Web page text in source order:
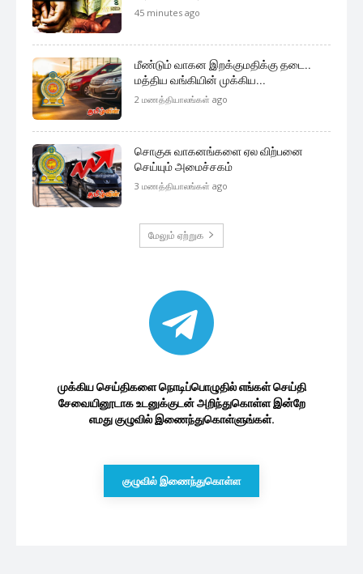
45 minutes ago
மீண்டும் வாகன இறக்குமதிக்கு தடை..
மத்திய வங்கியின் முக்கிய...
2 மணத்தியாலங்கள் ago
சொகுசு வாகனங்களை ஏல விற்பனை
செய்யும் அமைச்சகம்
3 மணத்தியாலங்கள் ago
மேலும் ஏற்றுக
முக்கிய செய்திகளை நொடிப்பொழுதில் எங்கள் செய்தி
சேவையினூடாக உடனுக்குடன் அறிந்துகொள்ள இன்றே
எமது குழுவில் இணைந்துகொள்ளுங்கள்.
குழுவில் இணைந்துகொள்ள